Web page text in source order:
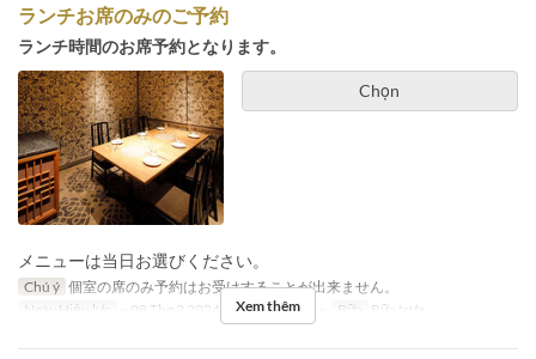
ランチお席のみのご予約
ランチ時間のお席予約となります。
Chọn
メニューは当日お選びください。
Chú ý 個室の席のみ予約はお受けすることが出来ません。
Ngày Hiệu lực
~ 08 Thg 2 2024, 07 Thg 5 2024 ~ Bữa Bữa trưa
Xem thêm